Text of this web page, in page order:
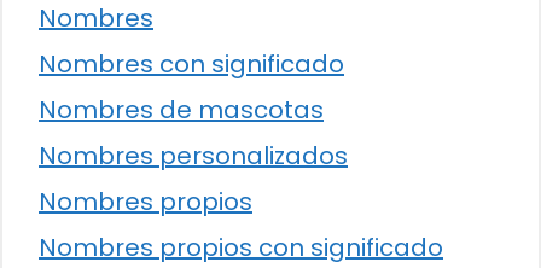
Nombres
Nombres con significado
Nombres de mascotas
Nombres personalizados
Nombres propios
Nombres propios con significado